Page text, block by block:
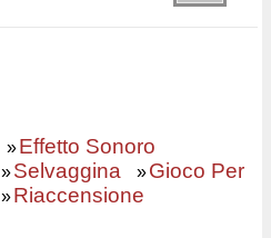
»Effetto Sonoro
»Selvaggina »Gioco Per
»Riaccensione